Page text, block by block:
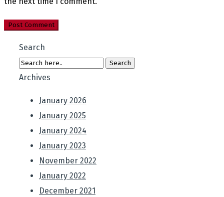
Search
Archives
January 2026
January 2025
January 2024
January 2023
November 2022
January 2022
December 2021